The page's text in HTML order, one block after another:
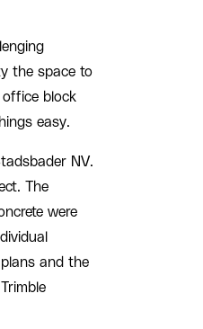
the space to
block
easy.
NV.
The
were
and the